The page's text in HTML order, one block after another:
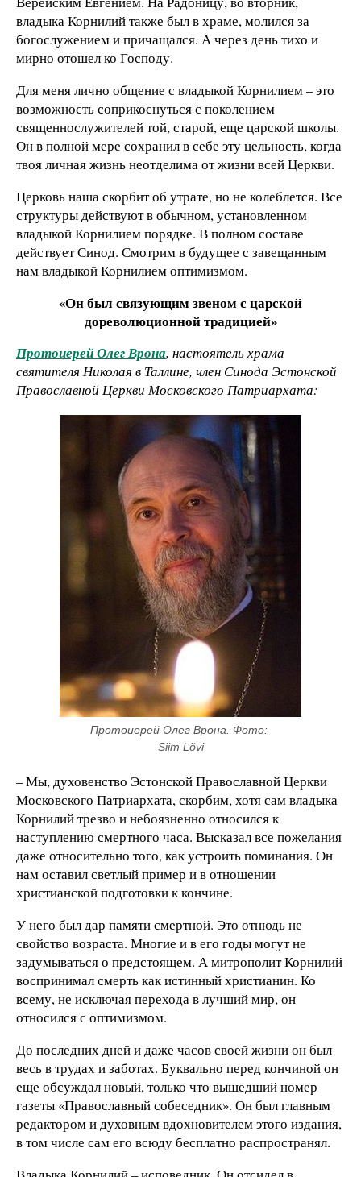
владыка Корнилий также был в храме, молился за
богослужением и причащался. А через день тихо и
мирно отошел ко Господу.
Для меня лично общение с владыкой Корнилием – это
возможность соприкоснуться с поколением
священнослужителей той, старой, еще царской школы.
Он в полной мере сохранил в себе эту цельность, когда
твоя личная жизнь неотделима от жизни всей Церкви.
Церковь наша скорбит об утрате, но не колеблется. Все
структуры действуют в обычном, установленном
владыкой Корнилием порядке. В полном составе
действует Синод. Смотрим в будущее с завещанным
нам владыкой Корнилием оптимизмом.
«Он был связующим звеном с царской
дореволюционной традицией»
Протоиерей Олег Врона, настоятель храма
святителя Николая в Таллине, член Синода Эстонской
Православной Церкви Московского Патриархата:
Протоиерей Олег Врона. Фото:
Siim Lõvi
– Мы, духовенство Эстонской Православной Церкви
Московского Патриархата, скорбим, хотя сам владыка
Корнилий трезво и небоязненно относился к
наступлению смертного часа. Высказал все пожелания
даже относительно того, как устроить поминания. Он
нам оставил светлый пример и в отношении
христианской подготовки к кончине.
У него был дар памяти смертной. Это отнюдь не
свойство возраста. Многие и в его годы могут не
задумываться о предстоящем. А митрополит Корнилий
воспринимал смерть как истинный христианин. Ко
всему, не исключая перехода в лучший мир, он
относился с оптимизмом.
До последних дней и даже часов своей жизни он был
весь в трудах и заботах. Буквально перед кончиной он
еще обсуждал новый, только что вышедший номер
газеты «Православный собеседник». Он был главным
редактором и духовным вдохновителем этого издания,
в том числе сам его всюду бесплатно распространял.